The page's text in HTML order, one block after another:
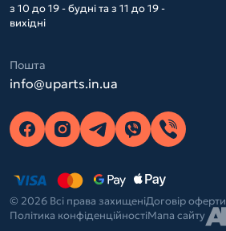
з 10 до 19 - будні та з 11 до 19 -
вихідні
Пошта
info@uparts.in.ua
© 2026 Всі права захищеніДоговір оферти
Політика конфіденційностіМапа сайту